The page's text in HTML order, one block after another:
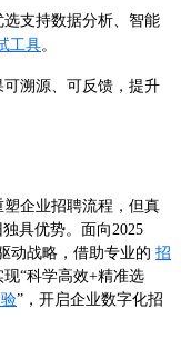
支持数据分析、智能
工具。
溯源、可反馈，提升
企业招聘流程，但真
具优势。面向2025
动战略，借助专业的 招
“科学高效+精准选
”，开启企业数字化招